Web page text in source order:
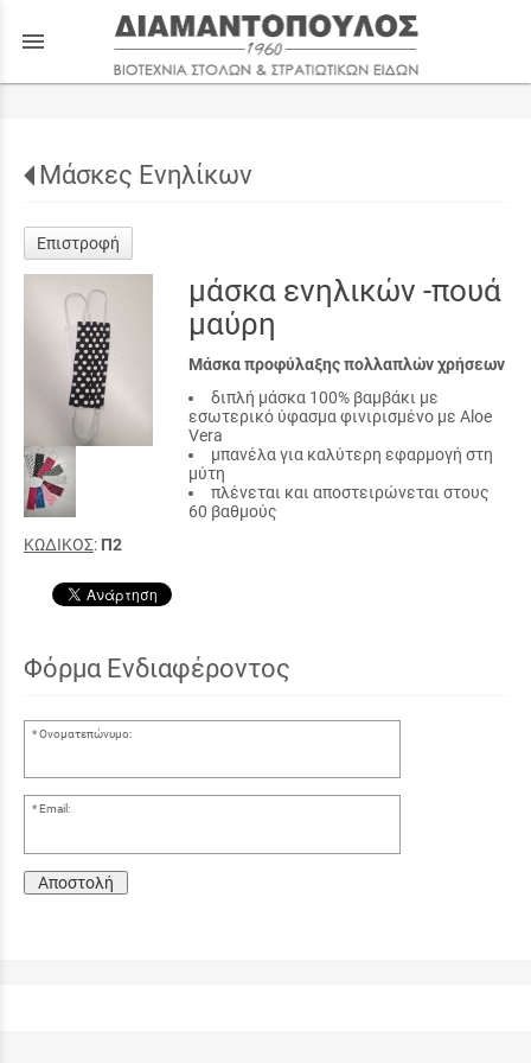
menu
Μάσκες Ενηλίκων
Επιστροφή
μάσκα ενηλικών -πουά
μαύρη
Μάσκα προφύλαξης πολλαπλών χρήσεων
διπλή μάσκα 100% βαμβάκι με
εσωτερικό ύφασμα φινιρισμένο με Aloe
Vera
μπανέλα για καλύτερη εφαρμογή στη
μύτη
πλένεται και αποστειρώνεται στους
60 βαθμούς
ΚΩΔΙΚΟΣ: Π2
Φόρμα Ενδιαφέροντος
Ονοματεπώνυμο:
Email:
Αποστολή